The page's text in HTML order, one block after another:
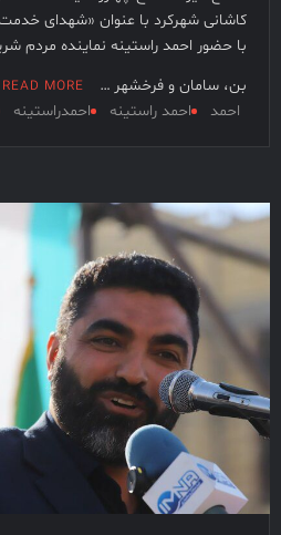
با حضور احمد راستینه نماینده مردم
بن، سامان و فرخشهر …
READ MORE
احمد احمد راستینه احمدراستینه